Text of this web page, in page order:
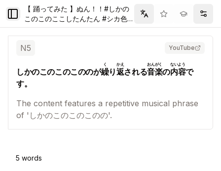
Toggle Sidebar
【 踊ってみた 】ぬん！！#しかの
このこのここしたんたん #シカ色デ
イズ 【音乃瀬奏】#vtuber #ホロラ
イブ #dance
Filter
N5 YouTube
しかのこのこのこののが繰
く
り返
かえ
される音楽
おんがく
の内容
ないよう
で
す。
The content features a repetitive musical phrase
of 'しかのこのこのこのの'.
5 words